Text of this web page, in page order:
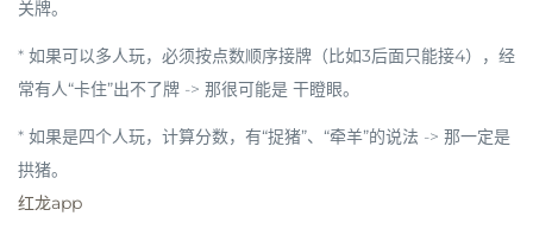
关牌。
* 如果可以多人玩，必须按点数顺序接牌（比如3后面只能接4），经
常有人“卡住”出不了牌 -> 那很可能是 干瞪眼。
* 如果是四个人玩，计算分数，有“捉猪”、“牵羊”的说法 -> 那一定是
拱猪。
红龙app